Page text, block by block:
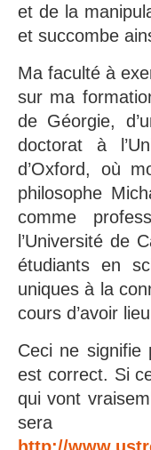
et de la
et succombe
Ma faculté à
sur ma
de Géorgie,
doctorat à
d’Oxford, où
philosophe
comme
l’Université de
étudiants en
uniques à la
cours d’avoir
Ceci ne signifie
est correct. Si
qui vont
sera